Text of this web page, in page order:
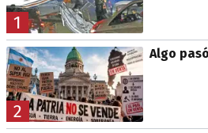
1
2
Algo pasó